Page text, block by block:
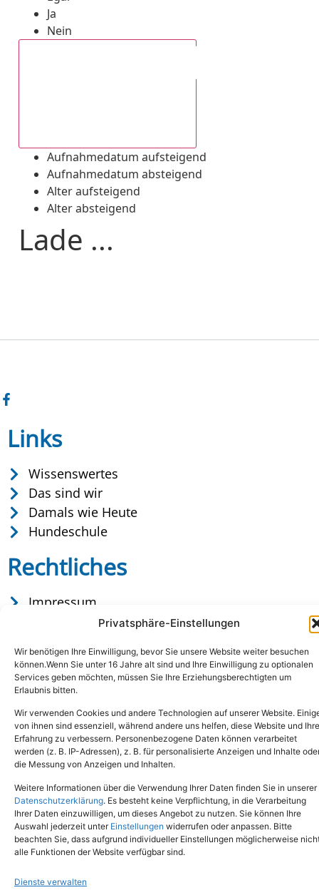
Privatsphäre-Einstellungen
Wir benötigen Ihre Einwilligung, bevor Sie unsere Website weiter besuchen
können.Wenn Sie unter 16 Jahre alt sind und Ihre Einwilligung zu optionalen
Services geben möchten, müssen Sie Ihre Erziehungsberechtigten um
Erlaubnis bitten.
Wir verwenden Cookies und andere Technologien auf unserer Website.
von ihnen sind essenziell, während andere uns helfen, diese Website und Ihre
Erfahrung zu verbessern. Personenbezogene Daten können verarbeitet
werden (z. B. IP-Adressen), z. B. für personalisierte Anzeigen und Inhalte
die Messung von Anzeigen und Inhalten.
Weitere Informationen über die Verwendung Ihrer Daten finden Sie in unserer
Datenschutzerklärung. Es besteht keine Verpflichtung, in die Verarbeitung
Ihrer Daten einzuwilligen, um dieses Angebot zu nutzen. Sie können Ihre
Auswahl jederzeit unter Einstellungen widerrufen oder anpassen. Bitte
beachten Sie, dass aufgrund individueller Einstellungen möglicherweise
alle Funktionen der Website verfügbar sind.
Dienste verwalten
Ja
Nein
Aufnahmedatum aufsteigend
Aufnahmedatum absteigend
Alter aufsteigend
Alter absteigend
Lade ...
Links
Wissenswertes
Das sind wir
Damals wie Heute
Hundeschule
Rechtliches
Impressum
Datenschutz
Copyright © 2024. Alle Rechte vorbehalten.
Tel.: (02651) - 77438info@tierheim-mayen.de
In der Pluns 1, 56727 Mayen